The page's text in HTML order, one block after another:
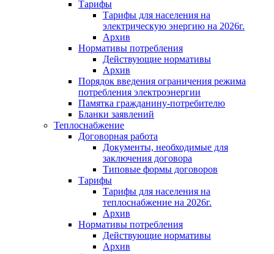
Тарифы
Тарифы для населения на
электрическую энергию на 2026г.
Архив
Нормативы потребления
Действующие нормативы
Архив
Порядок введения ограничения режима
потребления электроэнергии
Памятка гражданину-потребителю
Бланки заявлений
Теплоснабжение
Договорная работа
Документы, необходимые для
заключения договора
Типовые формы договоров
Тарифы
Тарифы для населения на
теплоснабжение на 2026г.
Архив
Нормативы потребления
Действующие нормативы
Архив